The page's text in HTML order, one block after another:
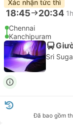
Xác nhận tức thì
18:45 20:34
Chennai
Kanchipuram
Sri
Đã bao gồm